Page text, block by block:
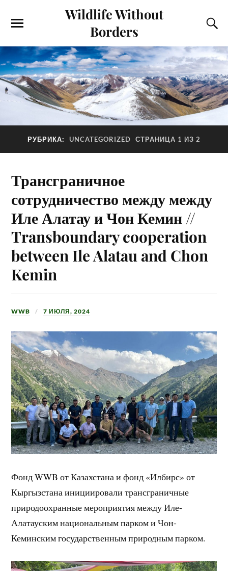
Wildlife Without
Borders
РУБРИКА: UNCATEGORIZED СТРАНИЦА 1 ИЗ 2
Трансграничное
сотрудничество между между
Иле Алатау и Чон Кемин //
Transboundary cooperation
between Ile Alatau and Chon
Kemin
WWB 7 ИЮЛЯ, 2024
Фонд WWB от Казахстана и фонд «Илбирс» от
Кыргызстана инициировали трансграничные
природоохранные мероприятия между Иле-
Алатауским национальным парком и Чон-
Кеминским государственным природным парком.